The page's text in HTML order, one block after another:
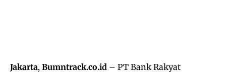
Jakarta, Bumntrack.co.id – PT Bank Rakyat